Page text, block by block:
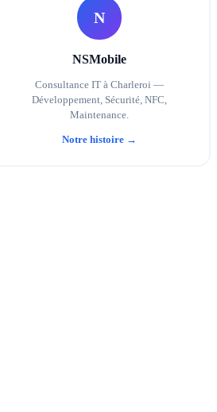
N
NSMobile
Consultance IT à Charleroi —
Développement, Sécurité, NFC,
Maintenance.
Notre histoire →